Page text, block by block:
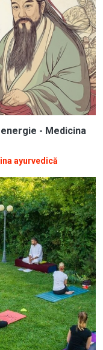
- Medicina
ayurvedică